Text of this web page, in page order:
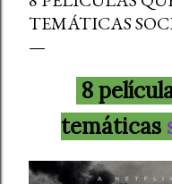
TEMÁTICAS
8
temáticas